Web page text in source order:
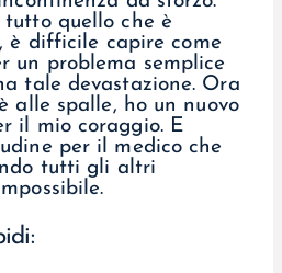
quello che è
è difficile capire come
un problema semplice
tale devastazione. Ora
alle spalle, ho un nuovo
il mio coraggio. E
per il medico che
tutti gli altri